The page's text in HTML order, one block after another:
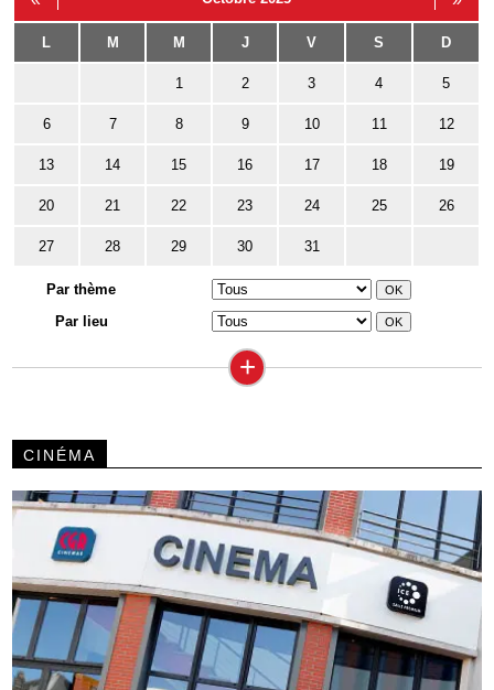
L M M J V S D
1 2 3 4 5
6 7 8 9 10 11 12
13 14 15 16 17 18 19
20 21 22 23 24 25 26
27 28 29 30 31
Par thème
Par lieu
+
CINÉMA